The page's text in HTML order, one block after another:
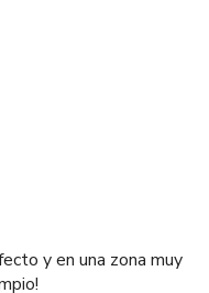
y en una zona muy